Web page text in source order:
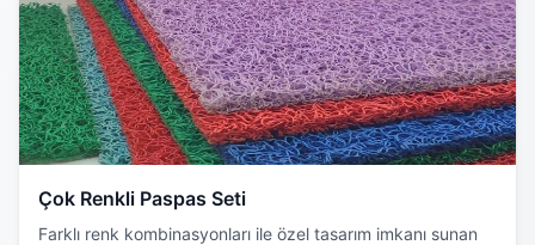
Çok Renkli Paspas Seti
Farklı renk kombinasyonları ile özel tasarım imkanı sunan